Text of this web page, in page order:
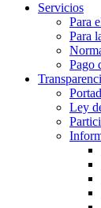
Servicios
Para
Para
Pago
Ley